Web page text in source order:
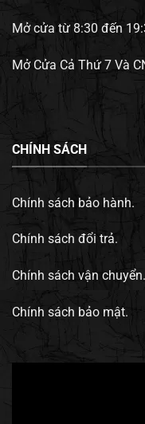
Mở cửa từ 8:30 đến
Mở Cửa Cả Thứ 7 Và
CHÍNH SÁCH
Chính sách bảo hành.
Chính sách đổi trả.
Chính sách vận chuyển.
Chính sách bảo mật.